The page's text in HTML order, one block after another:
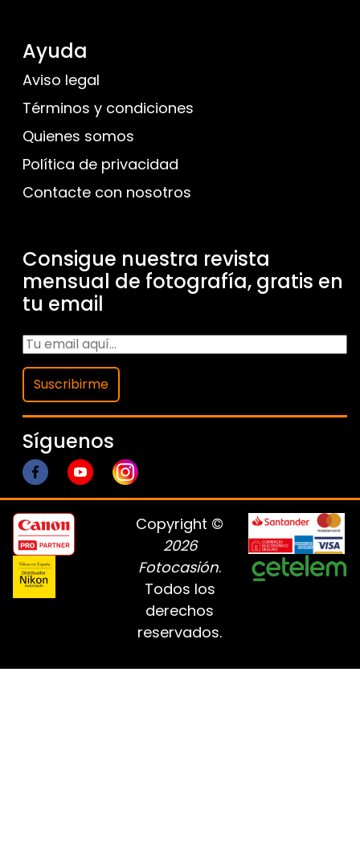
Ayuda
Aviso legal
Términos y condiciones
Quienes somos
Política de privacidad
Contacte con nosotros
Consigue nuestra revista
mensual de fotografía, gratis en
tu email
Suscribirme
Síguenos
Copyright ©
2026
Fotocasión.
Todos los
derechos
reservados.